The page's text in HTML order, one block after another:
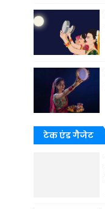
टेक एंड गैजेट